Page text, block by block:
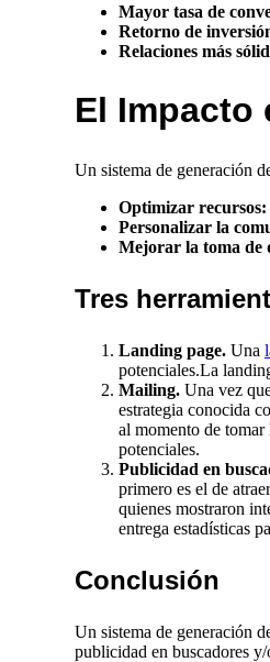
Mayor tasa de
Retorno de
Relaciones más
El Impacto
Un sistema de generación
Optimizar recursos:
Personalizar la
Mejorar la toma de
Tres
Landing page. Una
potenciales.La
Mailing. Una vez
estrategia conocida
al momento de
potenciales.
Publicidad en
primero es el de
quienes mostraron
entrega estadísticas
Conclusión
Un sistema de generación
publicidad en buscadores